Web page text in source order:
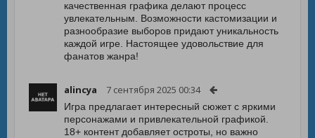
качественная графика делают процесс
увлекательным. Возможности кастомизации и
разнообразие выборов придают уникальность
каждой игре. Настоящее удовольствие для
фанатов жанра!
alincya 7 сентября 2025 00:34
Игра предлагает интересный сюжет с яркими
персонажами и привлекательной графикой.
18+ контент добавляет остроты, но важно